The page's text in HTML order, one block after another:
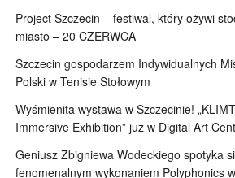
Project Szczecin – festiwal, który ożywi
miasto – 20 CZERWCA
Szczecin gospodarzem Indywidualnych
Polski w Tenisie Stołowym
Wyśmienita wystawa w Szczecinie!
Immersive Exhibition” już w Digital Art
Geniusz Zbigniewa Wodeckiego spotyka
fenomenalnym wykonaniem Polyphonics